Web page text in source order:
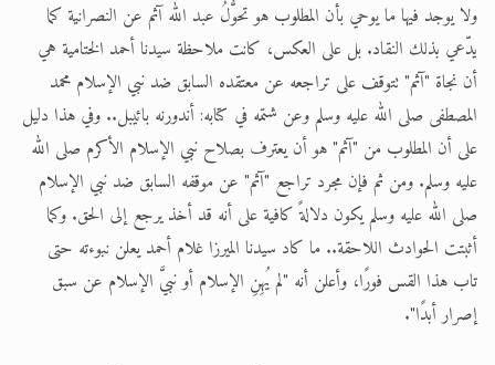
ولا يوجد فيها ما يوحي بأن المطلوب هو تحوُّلُ عبد الله آثم عن النصرانية كما
يدّعي بذلك النقاد. بل على العكس، كانت ملاحظة سيدنا أحمد الختامية هي
أن نجاة "آثم" تتوقف على تراجعه عن معتقده السابق ضد نبي الإسلام محمد
المصطفى صلى الله عليه وسلم وعن شتمه في كتابه: أندورنه بائيبل.. وفي هذا دليل
على أن المطلوب من "آثم" هو أن يعترف بصلاح نبي الإسلام الأكرم صلى الله
عليه وسلم. ومن ثم فإن مجرد تراجع "آثم" عن موقفه السابق ضد نبي الإسلام
صلى الله عليه وسلم يكون دلالةً كافية على أنه قد أخذ يرجع إلى الحق. وكما
أثبتت الحوادث اللاحقة.. ما كاد سيدنا الميرزا غلام أحمد يعلن نبوءته حتى
تاب هذا القس فورًا، وأعلن أنه "لم يُهِنِ الإسلام أو نبيَّ الإسلام عن سبق
إصرار أبدًا".